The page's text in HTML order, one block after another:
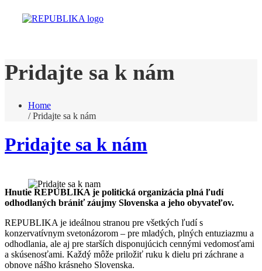
Pridajte sa k nám
Home
/ Pridajte sa k nám
Pridajte sa k nám
Hnutie REPUBLIKA je politická organizácia plná ľudí
odhodlaných brániť záujmy Slovenska a jeho obyvateľov.
REPUBLIKA je ideálnou stranou pre všetkých ľudí s
konzervatívnym svetonázorom – pre mladých, plných entuziazmu a
odhodlania, ale aj pre starších disponujúcich cennými vedomosťami
a skúsenosťami. Každý môže priložiť ruku k dielu pri záchrane a
obnove nášho krásneho Slovenska.